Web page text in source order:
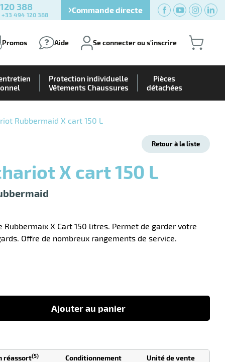
388
494 120 388 Commande directe
Promos Aide Se connecter ou s'inscrire
Protection individuelle
Vêtements Chaussures
Pièces
détachées
Rubbermaid X cart 150 L
Retour à la liste
X cart 150 L
X Cart 150 litres. Permet de garder votre
Offre de nombreux rangements de service.
Ajouter au panier
réassort(5) Conditionnement
Unité de vente